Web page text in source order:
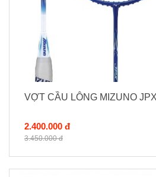
VỢT CẦU LÔNG MIZUNO
2.400.000 đ
3.450.000 đ